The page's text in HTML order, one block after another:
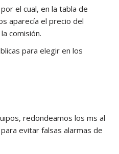
el cual, en la tabla de
aparecía el precio del
comisión.
para elegir en los
redondeamos los ms al
evitar falsas alarmas de